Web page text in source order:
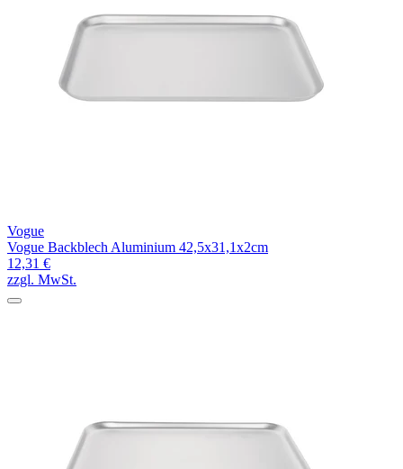
Vogue
Vogue Backblech Aluminium 42,5x31,1x2cm
12,31 €
zzgl. MwSt.